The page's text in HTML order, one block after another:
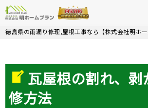
Skip
徳島県の雨漏り修理,屋根工事なら【株式会社明ホ
瓦屋根の割れ、剥
修方法